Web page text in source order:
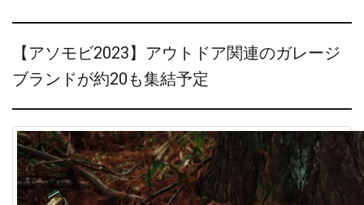
【アソモビ2023】アウトドア関連のガレージ
ブランドが約20も集結予定